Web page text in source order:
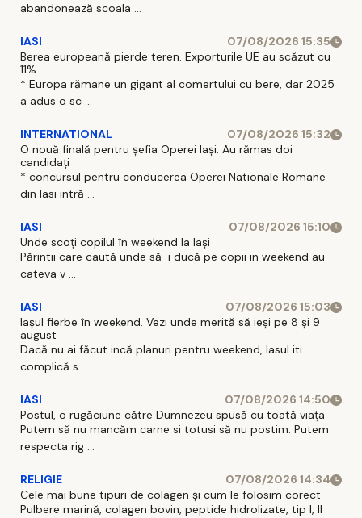
abandonează scoala ...
IASI
07/08/2026 15:35
Berea europeană pierde teren. Exporturile UE au scăzut cu
11%
* Europa rămane un gigant al comertului cu bere, dar 2025
a adus o sc ...
INTERNATIONAL
07/08/2026 15:32
O nouă finală pentru șefia Operei Iași. Au rămas doi
candidați
* concursul pentru conducerea Operei Nationale Romane
din Iasi intră ...
IASI
07/08/2026 15:10
Unde scoți copilul în weekend la Iași
Părintii care caută unde să-i ducă pe copii in weekend au
cateva v ...
IASI
07/08/2026 15:03
Iașul fierbe în weekend. Vezi unde merită să ieși pe 8 și 9
august
Dacă nu ai făcut incă planuri pentru weekend, Iasul iti
complică s ...
IASI
07/08/2026 14:50
Postul, o rugăciune către Dumnezeu spusă cu toată viața
Putem să nu mancăm carne si totusi să nu postim. Putem
respecta rig ...
RELIGIE
07/08/2026 14:34
Cele mai bune tipuri de colagen și cum le folosim corect
Pulbere marină, colagen bovin, peptide hidrolizate, tip I, II